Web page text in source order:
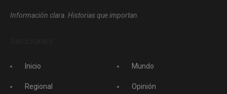
Información clara. Historias que importan.
Inicio
Regional
Mundo
Opinión